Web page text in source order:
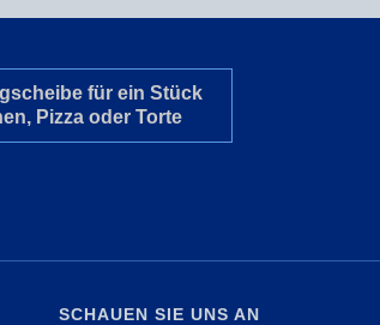
für ein Stück
Pizza oder Torte
SCHAUEN SIE UNS AN